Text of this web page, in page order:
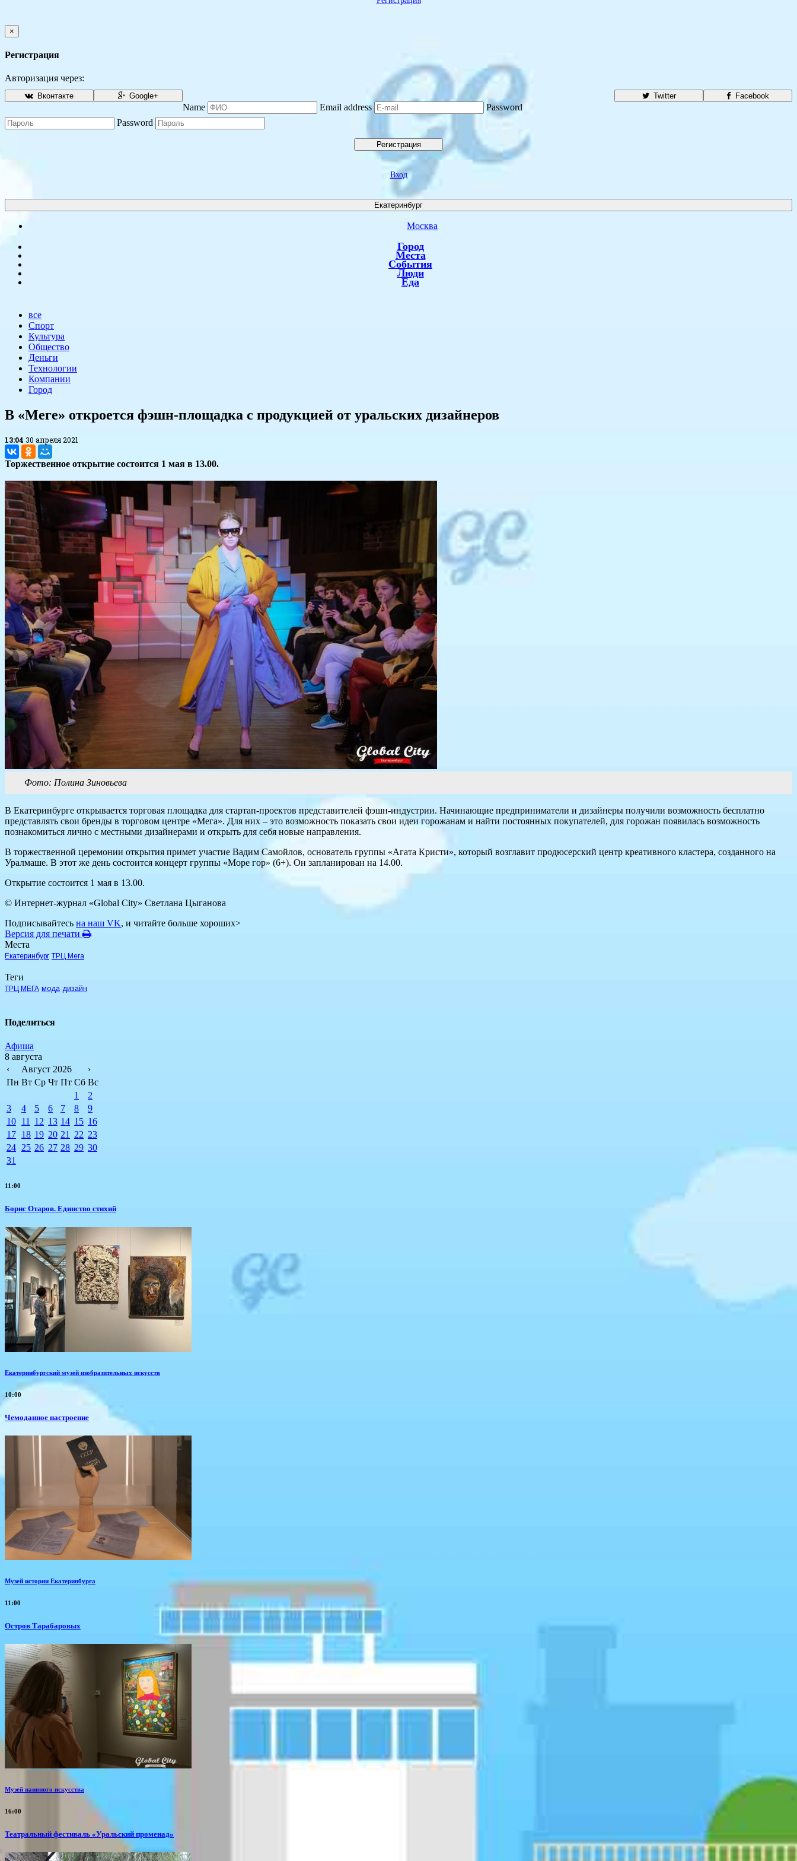
×
Регистрация
Авторизация через:
Facebook
Вконтакте Twitter
Google+
Name Email address
Password
Password
Регистрация
Вход
Екатеринбург
Москва
Город
Места
События
Люди
Еда
все
Спорт
Культура
Общество
Деньги
Технологии
Компании
Город
​В «Меге» откроется фэшн-площадка с продукцией от уральских дизайнеров
13:04 30 апреля 2021
Торжественное открытие состоится 1 мая в 13.00.
Фото: Полина Зиновьева
В Екатеринбурге открывается торговая площадка для стартап-проектов представителей фэшн-индустрии. Начинающие предприниматели и дизайнеры получили возможность бесплатно
представлять свои бренды в торговом центре «Мега». Для них – это возможность показать свои идеи горожанам и найти постоянных покупателей, для горожан появилась возможность
познакомиться лично с местными дизайнерами и открыть для себя новые направления.
В торжественной церемонии открытия примет участие Вадим Самойлов, основатель группы «Агата Кристи», который возглавит продюсерский центр креативного кластера, созданного на
Уралмаше. В этот же день состоится концерт группы «Море гор» (6+). Он запланирован на 14.00.
Открытие состоится 1 мая в 13.00.
© Интернет-журнал «Global City» Светлана Цыганова
Подписывайтесь на наш VK, и читайте больше хороших>
Версия для печати
Места
Екатеринбург ТРЦ Мега
Теги
ТРЦ МЕГА мода дизайн
Поделиться
Афиша
8 августа
‹
Август 2026
›
Пн Вт Ср Чт Пт Сб Вс
1
2
3
4 5 6 7 8
9
10 11 12 13 14 15 16
17 18 19 20 21 22 23
24 25 26 27 28 29 30
31
11:00
Борис Отаров. Единство стихий
Екатеринбургский музей изобразительных искусств
10:00
Чемоданное настроение
Музей истории Екатеринбурга
11:00
Остров Тарабаровых
Музей наивного искусства
16:00
Театральный фестиваль «Уральский променад»